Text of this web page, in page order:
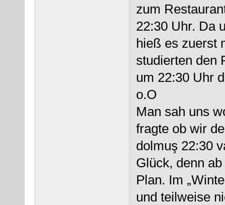
zum
22:30 Uhr. Da
hieß es zuerst
studierten den
um 22:30 Uhr
o.O
Man sah uns
fragte ob wir
dolmuş 22:30
Glück, denn
Plan. Im
und teilweise